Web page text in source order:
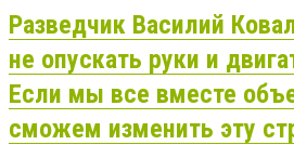
Разведчик Василий
не опускать руки и
Если мы все вместе
сможем изменить эту